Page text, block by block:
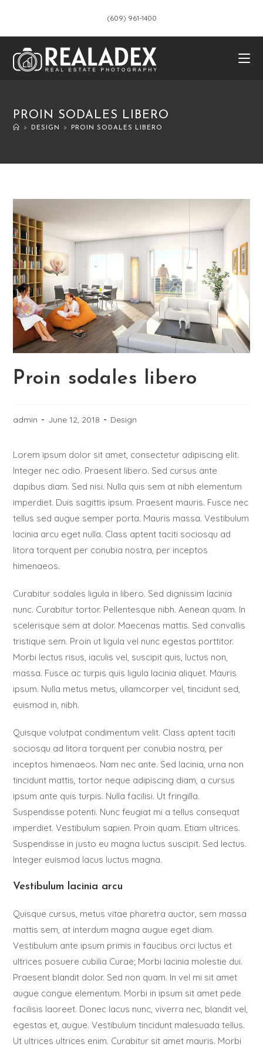
(609) 961-1400
PROIN SODALES LIBERO
> DESIGN > PROIN SODALES LIBERO
Proin sodales libero
admin June 12, 2018 Design
Lorem ipsum dolor sit amet, consectetur adipiscing elit.
Integer nec odio. Praesent libero. Sed cursus ante
dapibus diam. Sed nisi. Nulla quis sem at nibh elementum
imperdiet. Duis sagittis ipsum. Praesent mauris. Fusce nec
tellus sed augue semper porta. Mauris massa. Vestibulum
lacinia arcu eget nulla. Class aptent taciti sociosqu ad
litora torquent per conubia nostra, per inceptos
himenaeos.
Curabitur sodales ligula in libero. Sed dignissim lacinia
nunc. Curabitur tortor. Pellentesque nibh. Aenean quam. In
scelerisque sem at dolor. Maecenas mattis. Sed convallis
tristique sem. Proin ut ligula vel nunc egestas porttitor.
Morbi lectus risus, iaculis vel, suscipit quis, luctus non,
massa. Fusce ac turpis quis ligula lacinia aliquet. Mauris
ipsum. Nulla metus metus, ullamcorper vel, tincidunt sed,
euismod in, nibh.
Quisque volutpat condimentum velit. Class aptent taciti
sociosqu ad litora torquent per conubia nostra, per
inceptos himenaeos. Nam nec ante. Sed lacinia, urna non
tincidunt mattis, tortor neque adipiscing diam, a cursus
ipsum ante quis turpis. Nulla facilisi. Ut fringilla.
Suspendisse potenti. Nunc feugiat mi a tellus consequat
imperdiet. Vestibulum sapien. Proin quam. Etiam ultrices.
Suspendisse in justo eu magna luctus suscipit. Sed lectus.
Integer euismod lacus luctus magna.
Vestibulum lacinia arcu
Quisque cursus, metus vitae pharetra auctor, sem massa
mattis sem, at interdum magna augue eget diam.
Vestibulum ante ipsum primis in faucibus orci luctus et
ultrices posuere cubilia Curae; Morbi lacinia molestie dui.
Praesent blandit dolor. Sed non quam. In vel mi sit amet
augue congue elementum. Morbi in ipsum sit amet pede
facilisis laoreet. Donec lacus nunc, viverra nec, blandit vel,
egestas et, augue. Vestibulum tincidunt malesuada tellus.
Ut ultrices ultrices enim. Curabitur sit amet mauris. Morbi